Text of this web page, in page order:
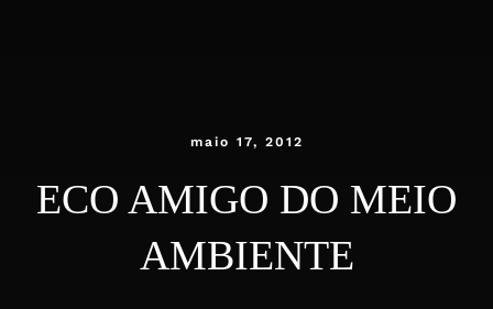
Lojista
Onde Comprar
maio 17, 2012
ECO AMIGO DO MEIO
AMBIENTE